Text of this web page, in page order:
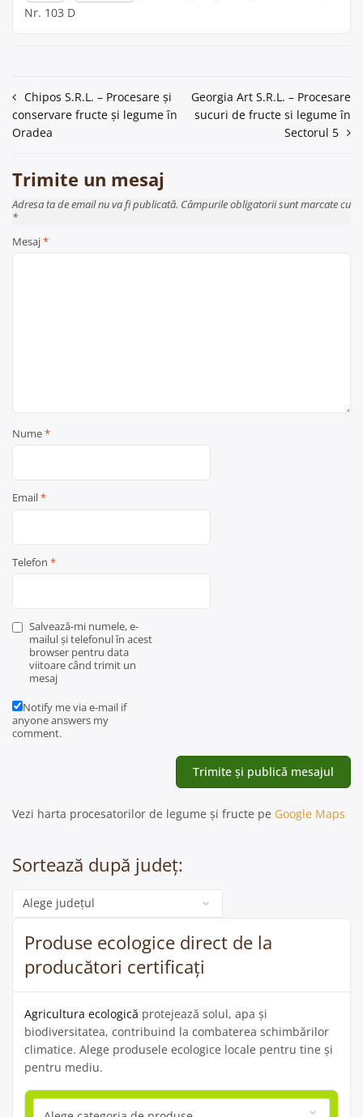
Nr. 103 D
Navigare
în
Chipos S.R.L. – Procesare și
conservare fructe și legume în
Oradea
Georgia Art S.R.L. – Procesare
sucuri de fructe si legume în
Sectorul 5
Trimite un mesaj
Adresa ta de email nu va fi publicată. Câmpurile obligatorii sunt marcate cu
*
Mesaj*
Nume*
Email*
Telefon *
Salvează-mi numele, e-
mailul și telefonul în acest
browser pentru data
viitoare când trimit un
mesaj
Notify me via e-mail if
anyone answers my
comment.
Vezi harta procesatorilor de legume și fructe pe Google Maps
Sortează după județ:
Categorie
Produse ecologice direct de la
producători certificați
Agricultura ecologică protejează solul, apa și
biodiversitatea, contribuind la combaterea schimbărilor
climatice. Alege produsele ecologice locale pentru tine și
pentru mediu.